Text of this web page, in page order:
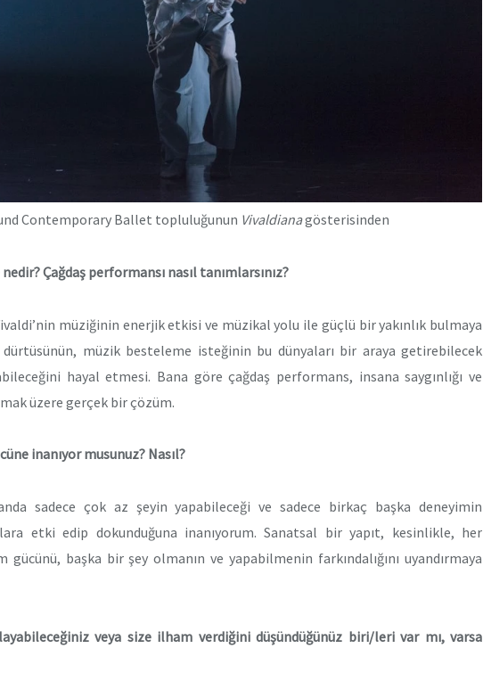
Contemporary Ballet topluluğunun Vivaldianagösterisinden
Çağdaş performansı nasıl tanımlarsınız?
müziğinin enerjik etkisi ve müzikal yolu ile güçlü bir yakınlık bulmaya
dürtüsünün, müzik besteleme isteğinin bu dünyaları bir araya getirebilecek
hayal etmesi. Bana göre çağdaş performans, insana saygınlığı ve
üzere gerçek bir çözüm.
inanıyor musunuz? Nasıl?
sadece çok az şeyin yapabileceği ve sadece birkaç başka deneyimin
etki edip dokunduğuna inanıyorum. Sanatsal bir yapıt, kesinlikle, her
başka bir şey olmanın ve yapabilmenin farkındalığını uyandırmaya
veya size ilham verdiğini düşündüğünüz biri/leri var mı, varsa